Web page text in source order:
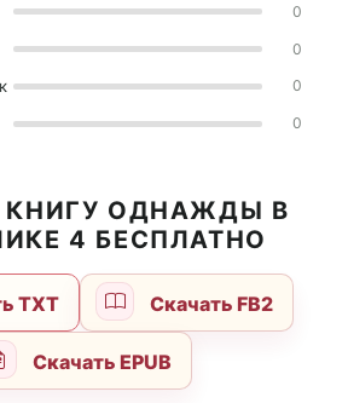
0
0
0
0
КНИГУ ОДНАЖДЫ В
4 БЕСПЛАТНО
TXT Скачать FB2
Скачать EPUB